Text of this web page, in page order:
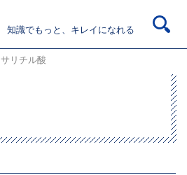
知識でもっと、キレイになれる
サリチル酸